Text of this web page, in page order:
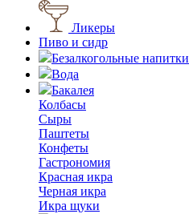
Ликеры
Пиво и сидр
Безалкогольные напитки
Вода
Бакалея
Колбасы
Сыры
Паштеты
Конфеты
Гастрономия
Красная икра
Черная икра
Икра щуки